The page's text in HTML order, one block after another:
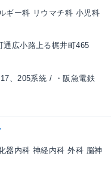
ギー科 リウマチ科 小児科
広小路上る梶井町465
、205系統 / ・阪急電鉄
器内科 神経内科 外科 脳神